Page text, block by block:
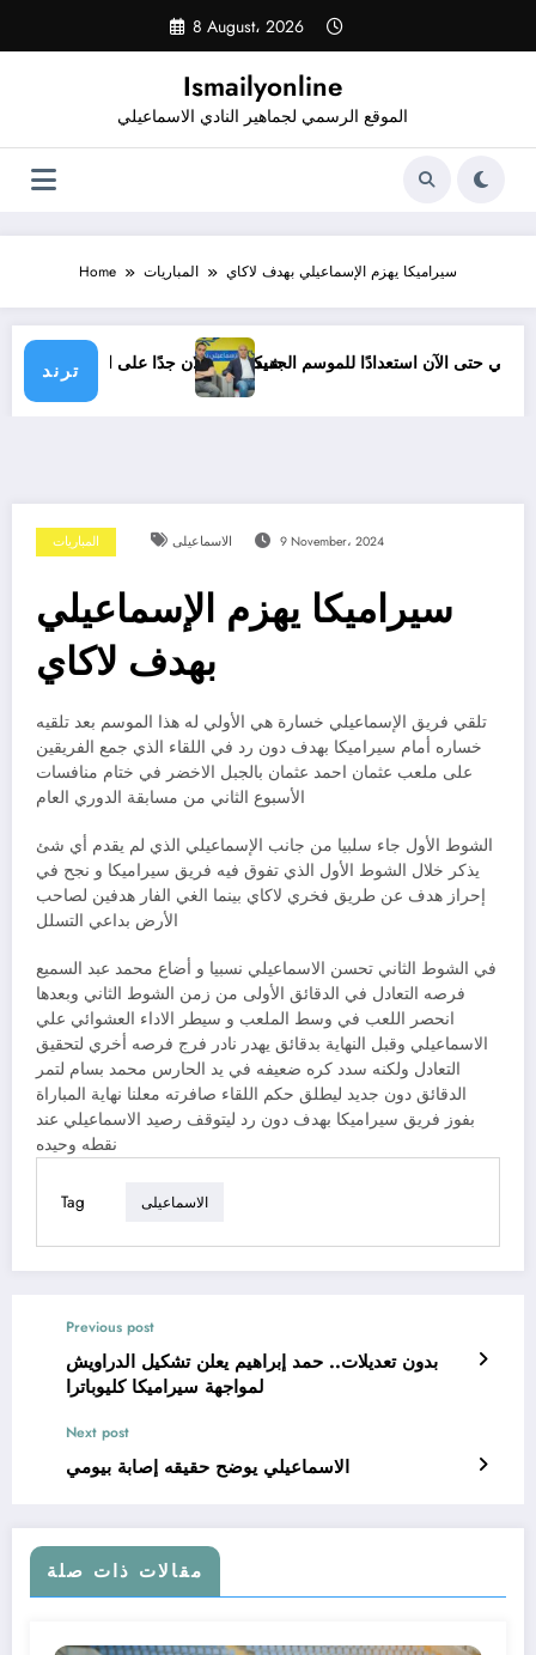
content
8 August، 2026
Ismailyonline
الموقع الرسمي لجماهير النادي الاسماعيلي
Home المباريات سيراميكا يهزم الإسماعيلي بهدف لاكاي
ترندشيكابالا: زعلان جدًا علىالإسماعيلي حتى الآن استعدادًا للموسم الجديد
المباريات الاسماعيلى 9 November، 2024
سيراميكا يهزم الإسماعيلي
بهدف لاكاي
تلقي فريق الإسماعيلي خسارة هي الأولي له هذا الموسم بعد تلقيه
خساره أمام سيراميكا بهدف دون رد في اللقاء الذي جمع الفريقين
على ملعب عثمان احمد عثمان بالجبل الاخضر في ختام منافسات
الأسبوع الثاني من مسابقة الدوري العام
الشوط الأول جاء سلبيا من جانب الإسماعيلي الذي لم يقدم أي شئ
يذكر خلال الشوط الأول الذي تفوق فيه فريق سيراميكا و نجح في
إحراز هدف عن طريق فخري لاكاي بينما الغي الفار هدفين لصاحب
الأرض بداعي التسلل
في الشوط الثاني تحسن الاسماعيلي نسبيا و أضاع محمد عبد السميع
فرصه التعادل في الدقائق الأولى من زمن الشوط الثاني وبعدها
انحصر اللعب في وسط الملعب و سيطر الاداء العشوائي علي
الاسماعيلي وقبل النهاية بدقائق يهدر نادر فرج فرصه أخري لتحقيق
التعادل ولكنه سدد كره ضعيفه في يد الحارس محمد بسام لتمر
الدقائق دون جديد ليطلق حكم اللقاء صافرته معلنا نهاية المباراة
بفوز فريق سيراميكا بهدف دون رد ليتوقف رصيد الاسماعيلي عند
نقطه وحيده
Tag الاسماعيلى
Previous post
بدون تعديلات.. حمد إبراهيم يعلن تشكيل الدراويش
لمواجهة سيراميكا كليوباترا
Next post
الاسماعيلي يوضح حقيقه إصابة بيومي
مقالات ذات صلة